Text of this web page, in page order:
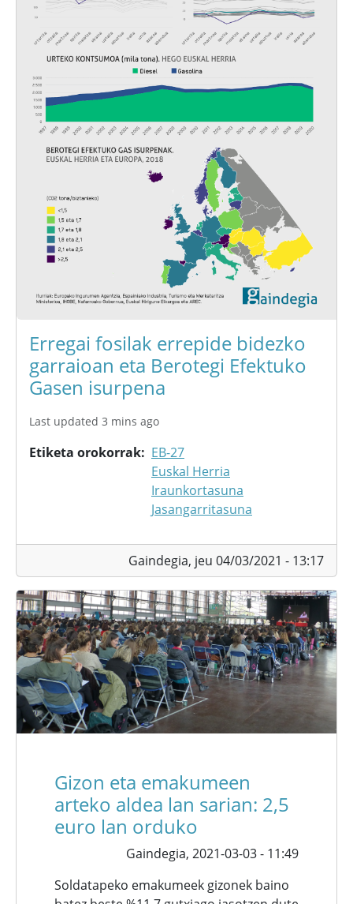
Erregai fosilak errepide bidezko
garraioan eta Berotegi Efektuko
Gasen isurpena
Last updated 3 mins ago
Etiketa orokorrak
EB-27
Euskal Herria
Iraunkortasuna
Jasangarritasuna
Gaindegia, jeu 04/03/2021 - 13:17
Gizon eta emakumeen
arteko aldea lan sarian: 2,5
euro lan orduko
Gaindegia, 2021-03-03 - 11:49
Soldatapeko emakumeek gizonek baino